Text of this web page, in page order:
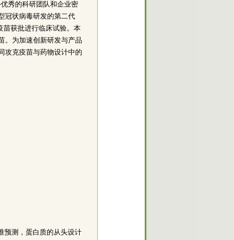
秀的科研团队和企业密
冠状病毒研发的第二代
苗获批进行临床试验。本
。为加速创新研发与产品
攻克疫苗与药物设计中的
预测，蛋白质的从头设计